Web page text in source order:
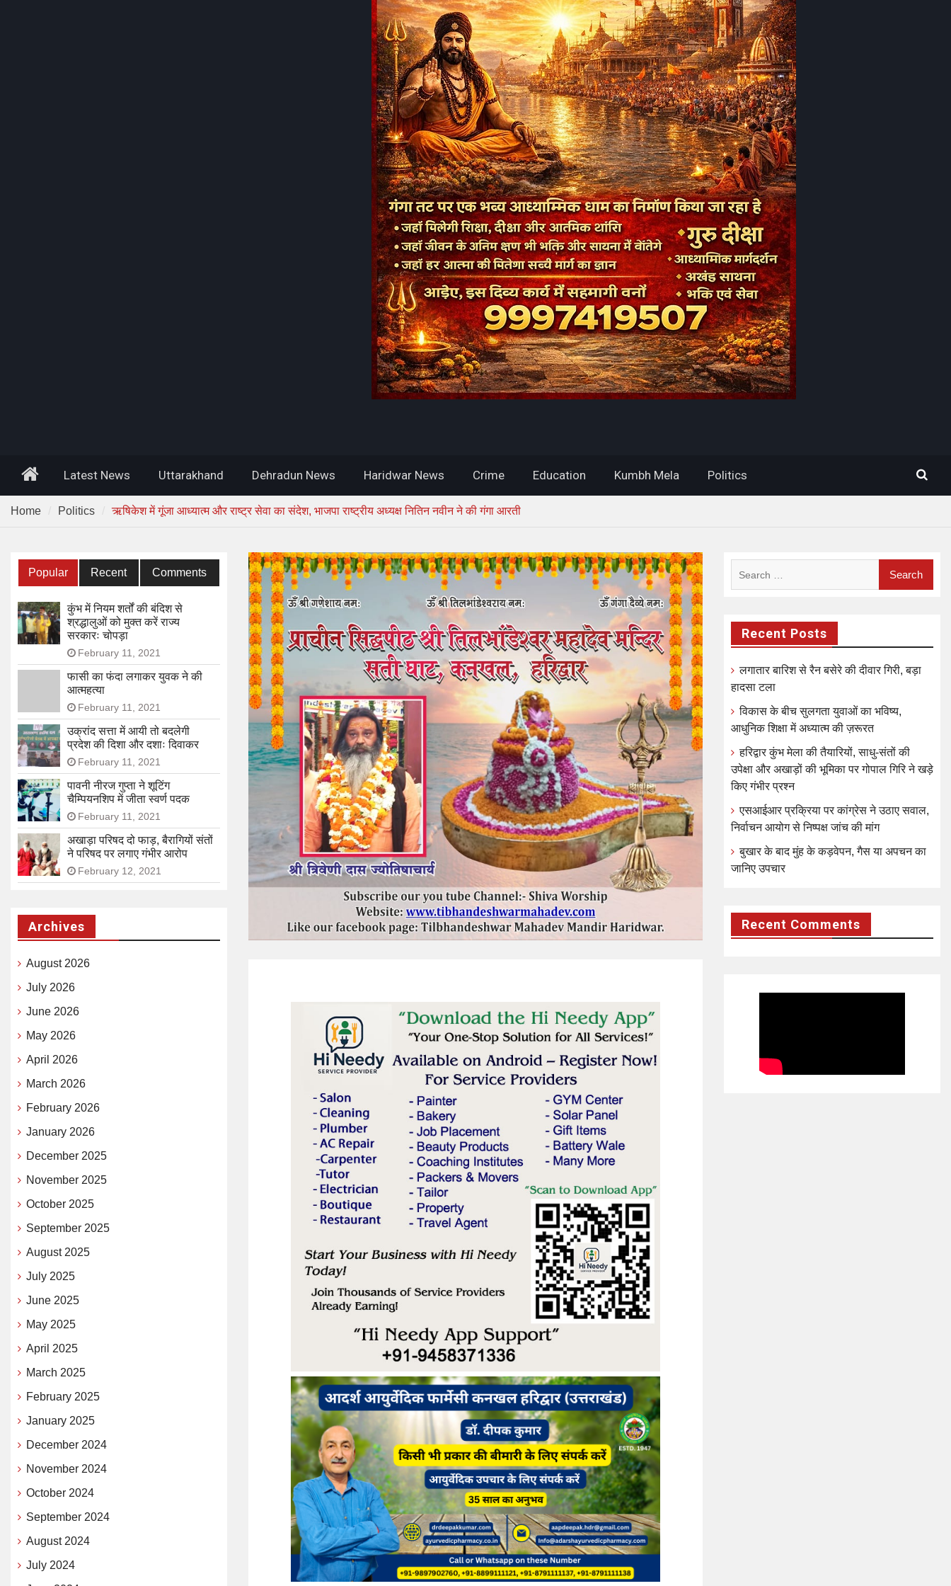
HomeLatest News Uttarakhand Dehradun News Haridwar News Crime Education Kumbh Mela Politics
Home Politics ऋषिकेश में गूंजा आध्यात्म और राष्ट्र सेवा का संदेश, भाजपा राष्ट्रीय अध्यक्ष नितिन नवीन ने की गंगा आरती
Recent Posts
लगातार बारिश से रैन बसेरे की दीवार गिरी, बड़ा
हादसा टला
विकास के बीच सुलगता युवाओं का भविष्य,
आधुनिक शिक्षा में अध्यात्म की ज़रूरत
हरिद्वार कुंभ मेला की तैयारियों, साधु-संतों की
उपेक्षा और अखाड़ों की भूमिका पर गोपाल गिरि ने खड़े
किए गंभीर प्रश्न
एसआईआर प्रक्रिया पर कांग्रेस ने उठाए सवाल,
निर्वाचन आयोग से निष्पक्ष जांच की मांग
बुखार के बाद मुंह के कड़वेपन, गैस या अपचन का
जानिए उपचार
Recent Comments
Popular Recent Comments
कुंभ में नियम शर्तों की बंदिश से
श्रद्धालुओं को मुक्त करें राज्य
सरकारः चोपड़ा
February 11, 2021
फासी का फंदा लगाकर युवक ने की
आत्महत्या
February 11, 2021
उक्रांद सत्ता में आयी तो बदलेगी
प्रदेश की दिशा और दशाः दिवाकर
February 11, 2021
पावनी नीरज गुप्ता ने शूटिंग
चैम्पियनशिप में जीता स्वर्ण पदक
February 11, 2021
अखाड़ा परिषद दो फाड़, बैरागियों संतों
ने परिषद पर लगाए गंभीर आरोप
February 12, 2021
Archives
August 2026
July 2026
June 2026
May 2026
April 2026
March 2026
February 2026
January 2026
December 2025
November 2025
October 2025
September 2025
August 2025
July 2025
June 2025
May 2025
April 2025
March 2025
February 2025
January 2025
December 2024
November 2024
October 2024
September 2024
August 2024
July 2024